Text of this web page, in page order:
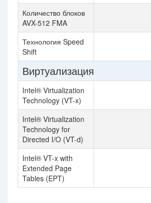
Количество блоков
AVX-512 FMA
Технология Speed
Shift
Виртуализация
Intel® Virtualization
Technology (VT-x)
Intel® Virtualization
Technology for
Directed I/O (VT-d)
Intel® VT-x with
Extended Page
Tables (EPT)